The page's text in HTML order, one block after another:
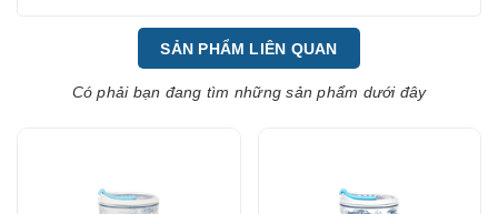
SẢN PHẨM LIÊN QUAN
Có phải bạn đang tìm những sản phẩm dưới đây